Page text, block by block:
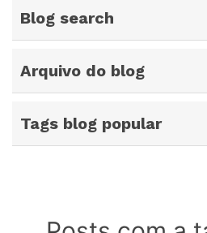
Blog search
Arquivo do blog
Tags blog popular